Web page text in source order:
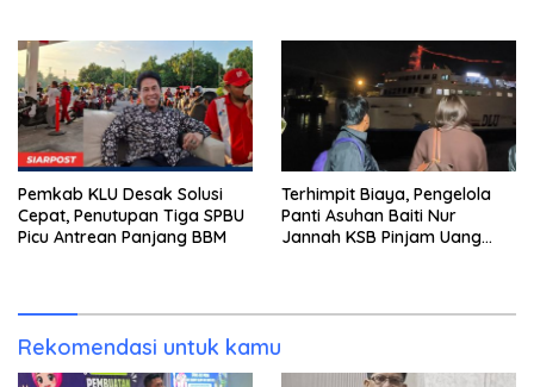
Pemkab KLU Desak Solusi
Cepat, Penutupan Tiga SPBU
Picu Antrean Panjang BBM
Terhimpit Biaya, Pengelola
Panti Asuhan Baiti Nur
Jannah KSB Pinjam Uang
Rekomendasi untuk kamu